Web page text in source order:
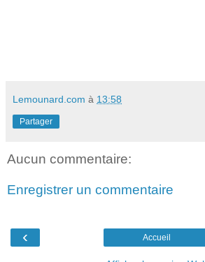
Lemounard.com à 13:58
Partager
Aucun commentaire:
Enregistrer un commentaire
‹ Accueil